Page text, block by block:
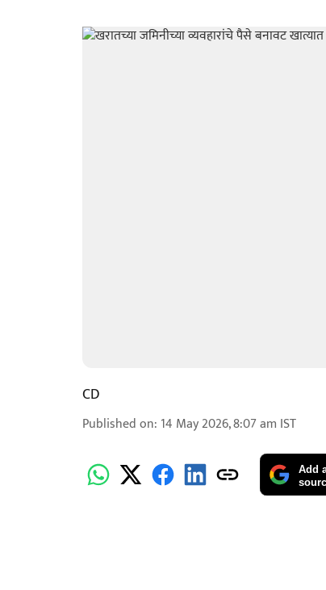
CD
Published on: 14 May 2026, 8:07 am IST
Add